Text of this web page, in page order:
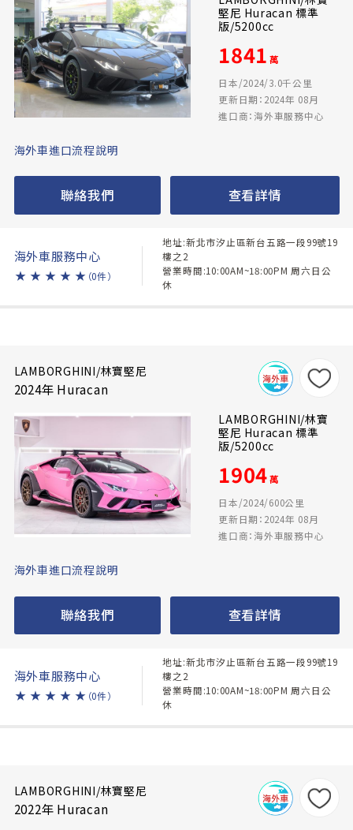
堅尼 Huracan 標準
版/5200cc
1841 萬
日本/2024/3.0千公里
更新日期：2024年 08月
進口商：海外車服務中心
海外車進口流程說明
聯絡我們 查看詳情
海外車服務中心
★ ★ ★ ★ ★ （0件）
地址:新北市汐止區新台五路一段99號19
樓之2
營業時間:10:00AM~18:00PM 周六日公
休
LAMBORGHINI/林寶堅尼
2024年 Huracan
LAMBORGHINI/林寶
堅尼 Huracan 標準
版/5200cc
1904萬
日本/2024/600公里
更新日期：2024年 08月
進口商：海外車服務中心
海外車進口流程說明
聯絡我們 查看詳情
海外車服務中心
★ ★ ★ ★ ★ （0件）
地址:新北市汐止區新台五路一段99號19
樓之2
營業時間:10:00AM~18:00PM 周六日公
休
LAMBORGHINI/林寶堅尼
2022年 Huracan